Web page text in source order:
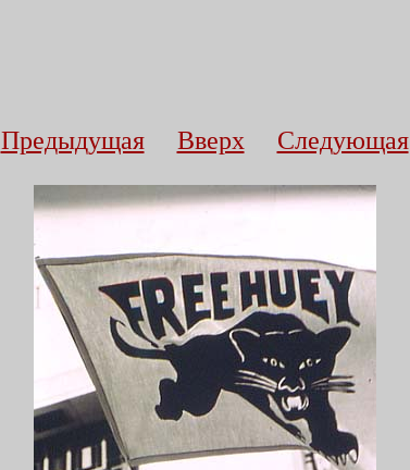
Предыдущая Вверх Следующая